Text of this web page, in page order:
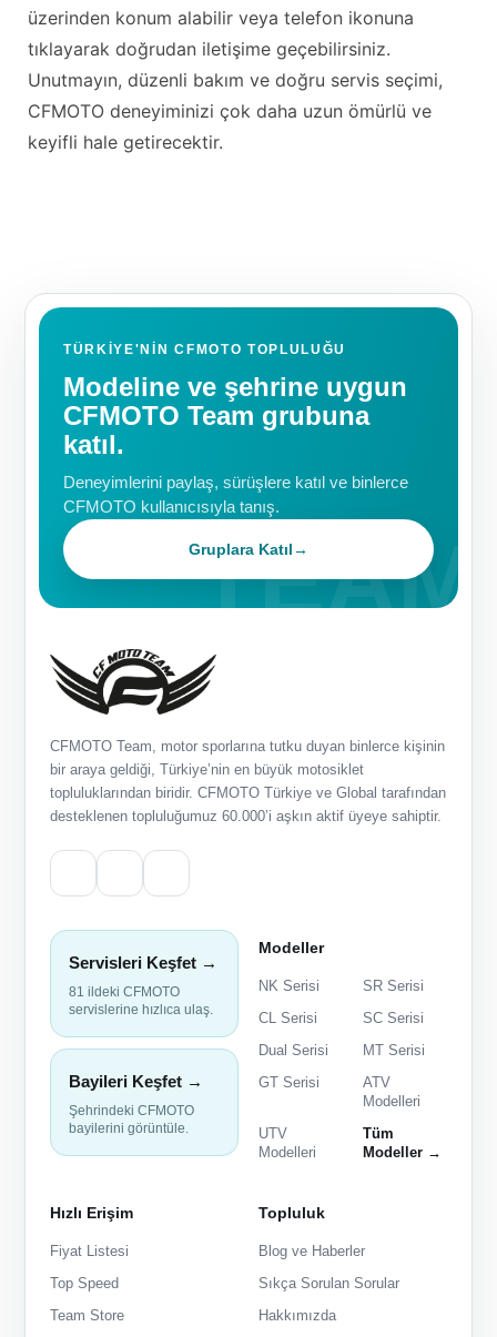
üzerinden konum alabilir veya telefon ikonuna
tıklayarak doğrudan iletişime geçebilirsiniz.
Unutmayın, düzenli bakım ve doğru servis seçimi,
CFMOTO deneyiminizi çok daha uzun ömürlü ve
keyifli hale getirecektir.
TÜRKIYE'NIN CFMOTO TOPLULUĞU
Modeline ve şehrine uygun
CFMOTO Team grubuna
katıl.
Deneyimlerini paylaş, sürüşlere katıl ve binlerce
CFMOTO kullanıcısıyla tanış.
Gruplara Katıl→
CFMOTO Team, motor sporlarına tutku duyan binlerce kişinin
bir araya geldiği, Türkiye’nin en büyük motosiklet
topluluklarından biridir. CFMOTO Türkiye ve Global tarafından
desteklenen topluluğumuz 60.000’i aşkın aktif üyeye sahiptir.
Servisleri Keşfet →
81 ildeki CFMOTO
servislerine hızlıca ulaş.
Bayileri Keşfet →
Şehrindeki CFMOTO
bayilerini görüntüle.
Modeller
NK Serisi
SR Serisi
CL Serisi
SC Serisi
Dual Serisi
MT Serisi
GT Serisi
ATV
Modelleri
UTV
Modelleri
Tüm
Modeller →
Hızlı Erişim
Fiyat Listesi
Top Speed
Team Store
Topluluk
Blog ve Haberler
Sıkça Sorulan Sorular
Hakkımızda